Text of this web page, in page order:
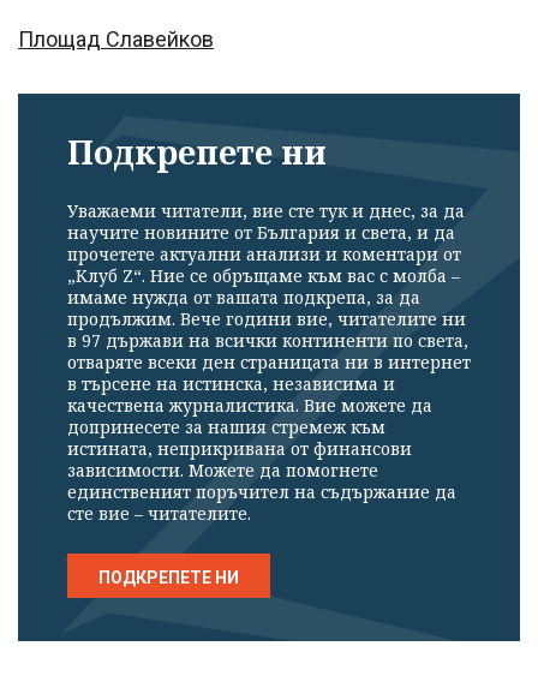
Площад Славейков
Подкрепете ни
Уважаеми читатели, вие сте тук и днес, за да
научите новините от България и света, и да
прочетете актуални анализи и коментари от
„Клуб Z“. Ние се обръщаме към вас с молба –
имаме нужда от вашата подкрепа, за да
продължим. Вече години вие, читателите ни
в 97 държави на всички континенти по света,
отваряте всеки ден страницата ни в интернет
в търсене на истинска, независима и
качествена журналистика. Вие можете да
допринесете за нашия стремеж към
истината, неприкривана от финансови
зависимости. Можете да помогнете
единственият поръчител на съдържание да
сте вие – читателите.
ПОДКРЕПЕТЕ НИ